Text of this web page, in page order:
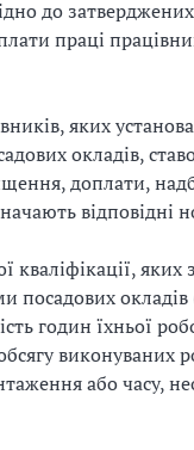
до
праці
яких
окладів,
доплати,
відповідні
кваліфікації,
посадових
годин їхньої
виконуваних
або часу,